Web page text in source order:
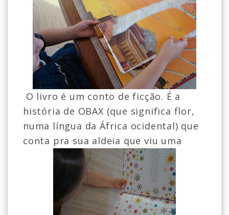
O livro é um conto de ficção. É a
história de OBAX (que significa flor,
numa língua da África ocidental) que
conta pra sua aldeia que viu uma